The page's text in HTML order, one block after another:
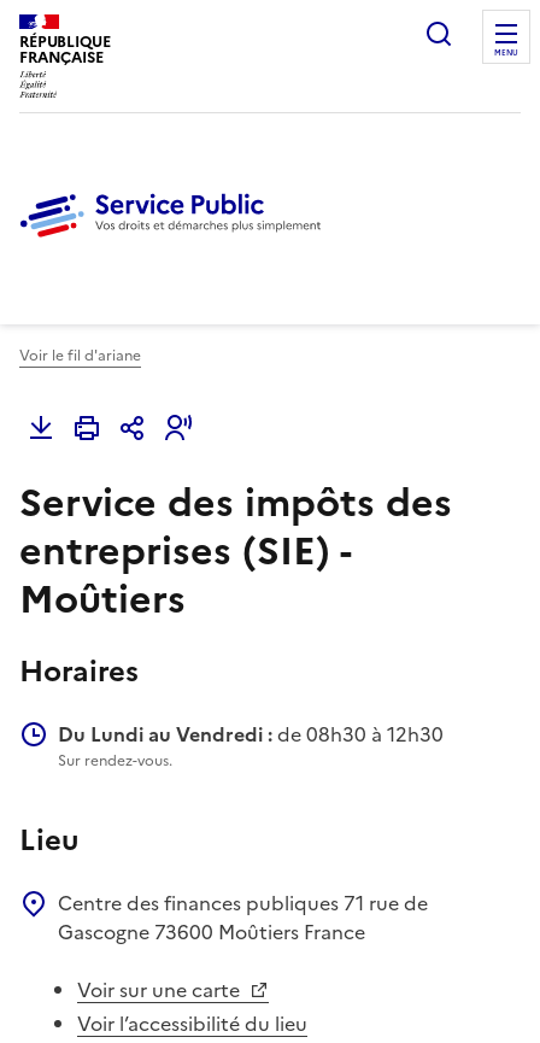
RÉPUBLIQUE
FRANÇAISE
Ouvrir
MENU
Voir le fil d'ariane
Service des impôts des
entreprises (SIE) -
Moûtiers
Horaires
Du Lundi au Vendredi :de 08h30 à 12h30
Sur rendez-vous.
Lieu
Centre des finances publiques 71 rue de
Gascogne 73600 Moûtiers France
Voir sur une carte
Voir l’accessibilité du lieu